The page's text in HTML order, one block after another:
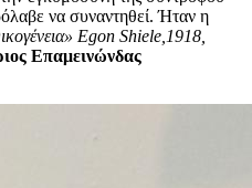
να συναντηθεί. Ήταν η
Egon Shiele,1918,
Επαμεινώνδας